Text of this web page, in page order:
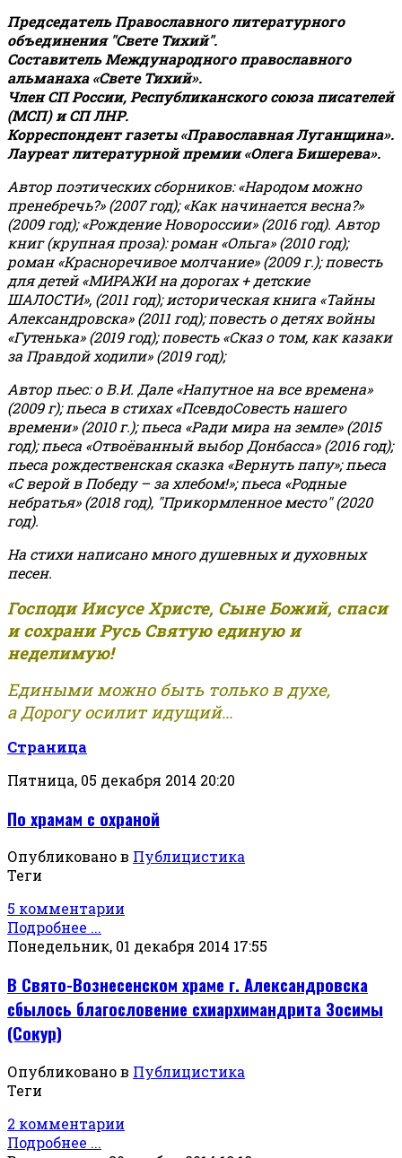
Председатель Православного литературного
объединения "Свете Тихий".
Составитель Международного православного
альманаха «Свете Тихий».
Член СП России, Республиканского союза писателей
(МСП) и СП ЛНР.
Корреспондент газеты «Православная Луганщина».
Лауреат литературной премии «Олега Бишерева».
Автор поэтических сборников: «Народом можно
пренебречь?» (2007 год); «Как начинается весна?»
(2009 год); «Рождение Новороссии» (2016 год). Автор
книг (крупная проза): роман «Ольга» (2010 год);
роман «Красноречивое молчание» (2009 г.); повесть
для детей «МИРАЖИ на дорогах + детские
ШАЛОСТИ», (2011 год); историческая книга «Тайны
Александровска» (2011 год); повесть о детях войны
«Гутенька» (2019 год); повесть «Сказ о том, как казаки
за Правдой ходили» (2019 год);
Автор пьес: о В.И. Дале «Напутное на все времена»
(2009 г); пьеса в стихах «ПсевдоСовесть нашего
времени» (2010 г.); пьеса «Ради мира на земле» (2015
год); пьеса «Отвоёванный выбор Донбасса» (2016 год);
пьеса рождественская сказка «Вернуть папу»; пьеса
«С верой в Победу – за хлебом!»;пьеса «Родные
небратья» (2018 год), "Прикормленное место" (2020
год).
На стихи написано много душевных и духовных
песен.
Господи Иисусе Христе, Сыне Божий, спаси
и сохрани Русь Святую единую и
неделимую!
Едиными можно быть только в духе,
а Дорогу осилит идущий...
Страница
Пятница, 05 декабря 2014 20:20
По храмам с охраной
Опубликовано в Публицистика
Теги
5 комментарии
Подробнее ...
Понедельник, 01 декабря 2014 17:55
В Свято-Вознесенском храме г. Александровска
сбылось благословение схиархимандрита Зосимы
(Сокур)
Опубликовано в Публицистика
Теги
2 комментарии
Подробнее ...